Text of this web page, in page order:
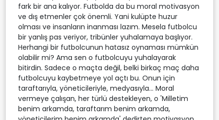
fark bir ana kalıyor. Futbolda da bu moral motivasyon
ve dış etmenler çok önemli. Yani kulüpte huzur
olması ve insanların inanması lazım. Mesela futbolcu
bir yanlış pas veriyor, tribünler yuhalamaya başlıyor.
Herhangi bir futbolcunun hatasız oynaması mümkün
olabilir mi? Ama sen o futbolcuyu yuhalayarak
bitirdin. Sadece o maçta değil, belki birkaç maç daha
futbolcuyu kaybetmeye yol açtı bu. Onun için
taraftarıyla, yöneticileriyle, medyasıyla... Moral
vermeye çalışan, her türlü destekleyen, o 'Milletim
benim arkamda, taraftarım benim arkamda,